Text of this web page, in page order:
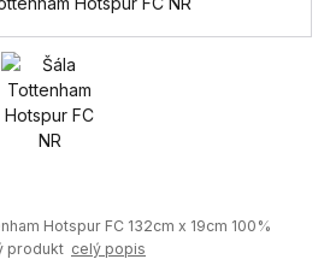
Hotspur FC 132cm x 19cm 100%
produkt celý popis